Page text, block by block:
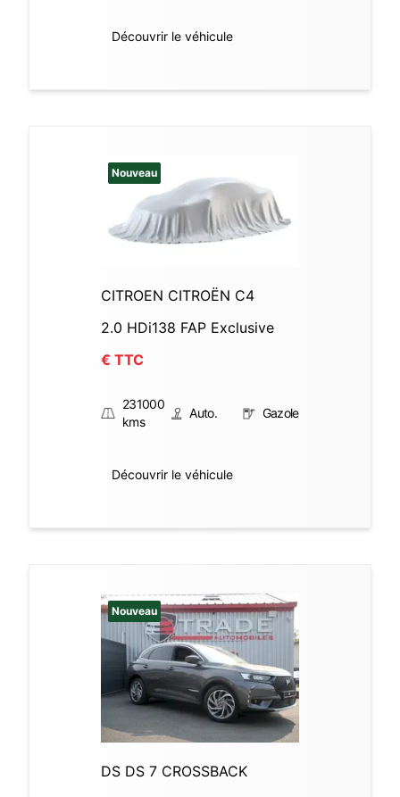
Découvrir le véhicule
Nouveau
CITROEN CITROËN C4
2.0 HDi138 FAP Exclusive
€ TTC
231000
kms
Auto. Gazole
Découvrir le véhicule
Nouveau
DS DS 7 CROSSBACK